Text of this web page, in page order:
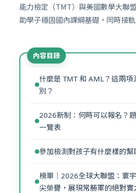
能力檢定（TMT）與美國數學大聯
助學子穩固國內課綱基礎，同時接
內容目錄
什麼是 TMT 和 AML？這兩項
別？
2026新制：何時可以報名？
一覽表
參加檢測對孩子有什麼樣的幫
榜單｜2026全球大聯盟：寰
尖榮譽，展現常勝軍的絕對實